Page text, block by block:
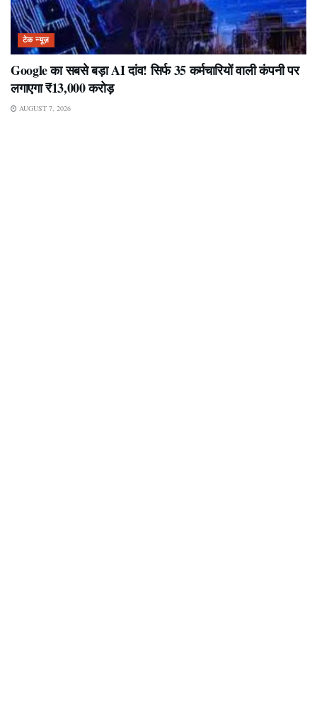
टेक न्यूज़
Google का सबसे बड़ा AI दांव! सिर्फ 35 कर्मचारियों वाली कंपनी पर
लगाएगा ₹13,000 करोड़
AUGUST 7, 2026